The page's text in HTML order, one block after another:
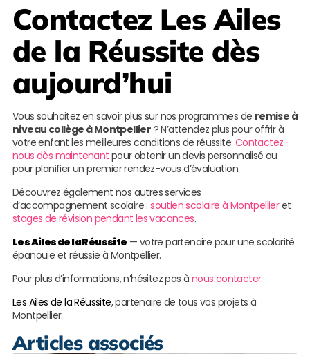
Contactez Les Ailes
de la Réussite dès
aujourd’hui
Vous souhaitez en savoir plus sur nos programmes de remise à
niveau collège à Montpellier ? N’attendez plus pour offrir à
votre enfant les meilleures conditions de réussite. Contactez-
nous dès maintenant pour obtenir un devis personnalisé ou
pour planifier un premier rendez-vous d’évaluation.
Découvrez également nos autres services
d’accompagnement scolaire :soutien scolaire à Montpellieret
stages de révision pendant les vacances.
Les Ailes de la Réussite — votre partenaire pour une scolarité
épanouie et réussie à Montpellier.
Pour plus d’informations, n’hésitez pas à nous contacter.
Les Ailes de la Réussite, partenaire de tous vos projets à
Montpellier.
Articles associés